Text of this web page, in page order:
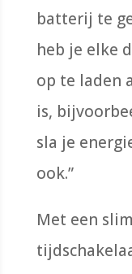
batterij te
heb je elke
op te laden
is,
sla je
ook.”
Met een